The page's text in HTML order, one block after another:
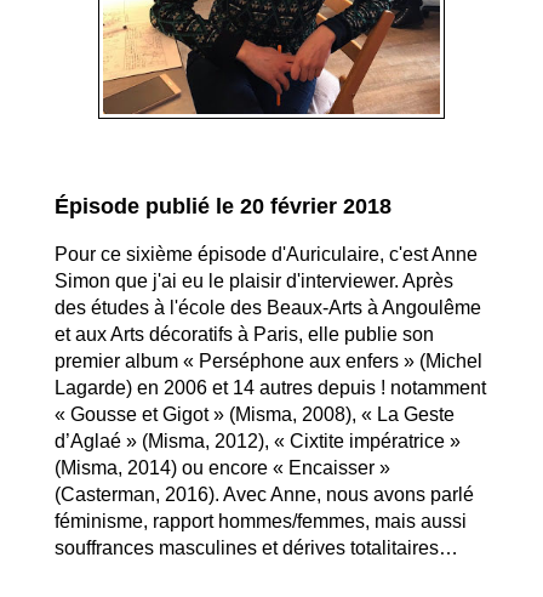
Épisode publié le 20 février 2018
Pour ce sixième épisode d'Auriculaire, c'est Anne
Simon que j'ai eu le plaisir d'interviewer. Après
des études à l'école des Beaux-Arts à Angoulême
et aux Arts décoratifs à Paris, elle publie son
premier album « Perséphone aux enfers » (Michel
Lagarde) en 2006 et 14 autres depuis ! notamment
« Gousse et Gigot » (Misma, 2008), « La Geste
d’Aglaé » (Misma, 2012), « Cixtite impératrice »
(Misma, 2014) ou encore « Encaisser »
(Casterman, 2016). Avec Anne, nous avons parlé
féminisme, rapport hommes/femmes, mais aussi
souffrances masculines et dérives totalitaires…